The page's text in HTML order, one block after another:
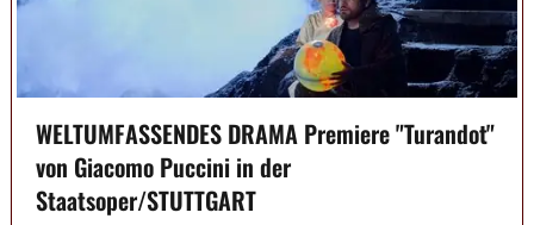
WELTUMFASSENDES DRAMA Premiere "Turandot"
von Giacomo Puccini in der
Staatsoper/STUTTGART